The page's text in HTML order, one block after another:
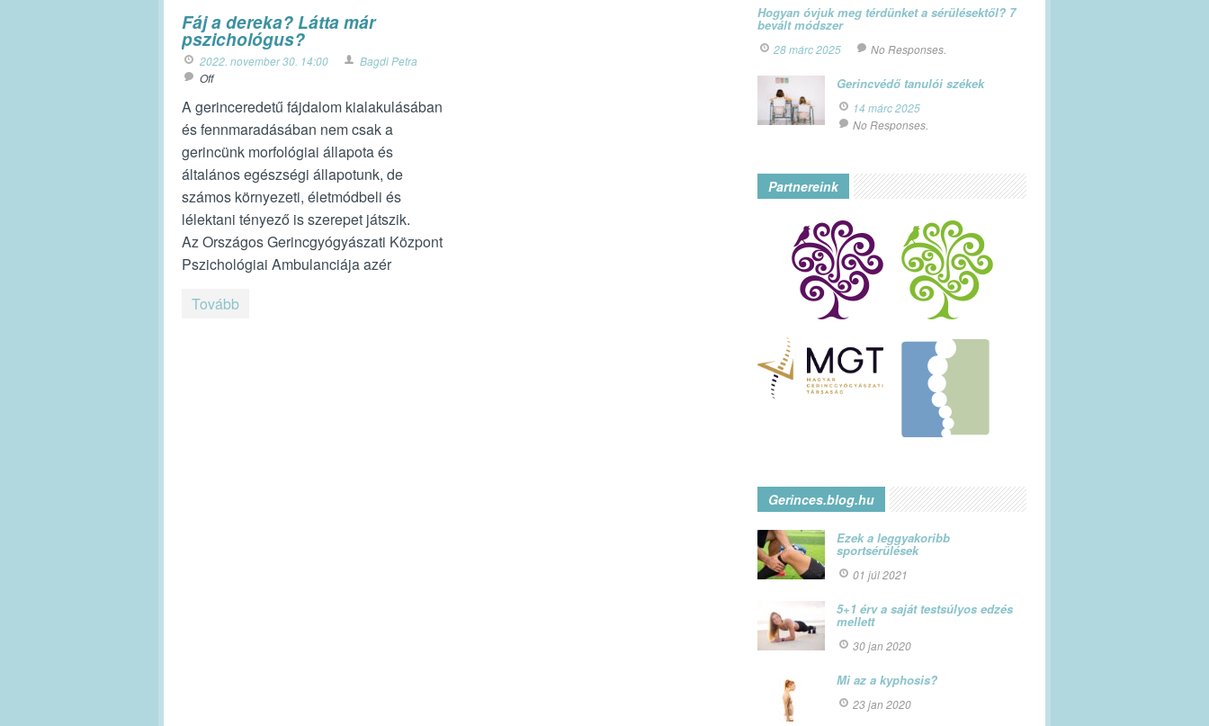
Fáj a dereka? Látta már
pszichológus?
2022. november 30. 14:00
Bagdi Petra
Off
A gerinceredetű fájdalom kialakulásában
és fennmaradásában nem csak a
gerincünk morfológiai állapota és
általános egészségi állapotunk, de
számos környezeti, életmódbeli és
lélektani tényező is szerepet játszik.
Az Országos Gerincgyógyászati Központ
Pszichológiai Ambulanciája azér
Tovább
Hogyan óvjuk meg térdünket a sérülésektől? 7
bevált módszer
28 márc 2025 No Responses.
Gerincvédő tanulói székek
14 márc 2025
No Responses.
Partnereink
Gerinces.blog.hu
Ezek a leggyakoribb
sportsérülések
01 júl 2021
5+1 érv a saját testsúlyos edzés
mellett
30 jan 2020
Mi az a kyphosis?
23 jan 2020